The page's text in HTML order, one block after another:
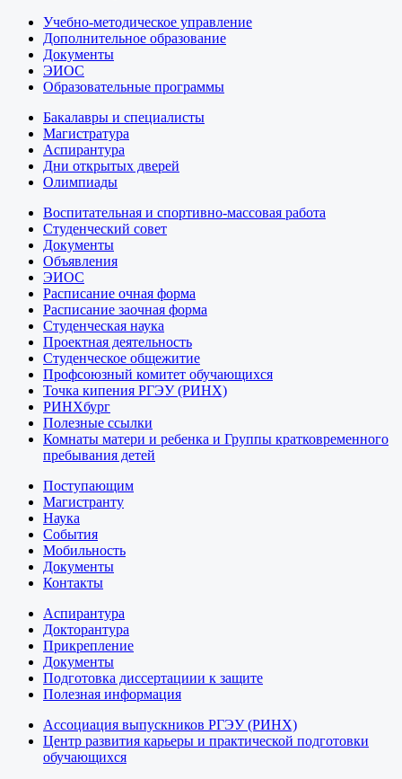
Учебно-методическое управление
Дополнительное образование
Документы
ЭИОС
Образовательные программы
Бакалавры и специалисты
Магистратура
Аспирантура
Дни открытых дверей
Олимпиады
Воспитательная и спортивно-массовая работа
Студенческий совет
Документы
Объявления
ЭИОС
Расписание очная форма
Расписание заочная форма
Студенческая наука
Проектная деятельность
Студенческое общежитие
Профсоюзный комитет обучающихся
Точка кипения РГЭУ (РИНХ)
РИНХбург
Полезные ссылки
Комнаты матери и ребенка и Группы кратковременного
пребывания детей
Поступающим
Магистранту
Наука
События
Мобильность
Документы
Контакты
Аспирантура
Докторантура
Прикрепление
Документы
Подготовка диссертациии к защите
Полезная информация
Ассоциация выпускников РГЭУ (РИНХ)
Центр развития карьеры и практической подготовки
обучающихся